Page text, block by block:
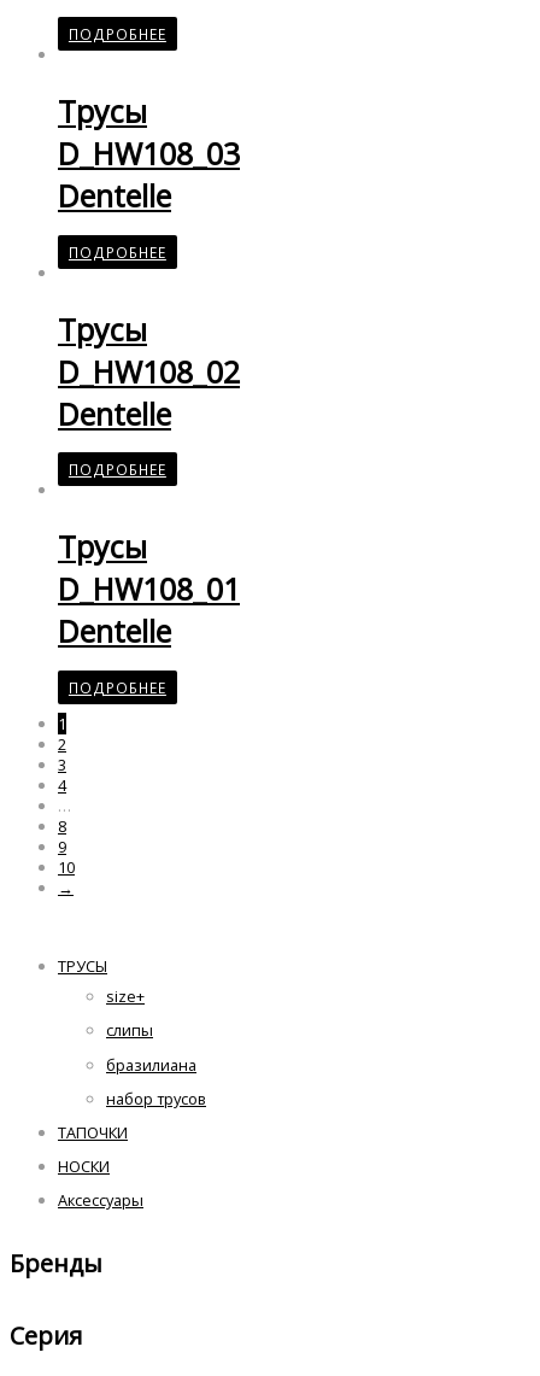
ТРУСЫ
size+
слипы
бразилиана
набор трусов
ТАПОЧКИ
НОСКИ
Аксессуары
Бренды
Серия
ПОДРОБНЕЕ
Трусы
D_HW108_03
Dentelle
ПОДРОБНЕЕ
Трусы
D_HW108_02
Dentelle
ПОДРОБНЕЕ
Трусы
D_HW108_01
Dentelle
ПОДРОБНЕЕ
1
2
3
4
…
8
9
10
→